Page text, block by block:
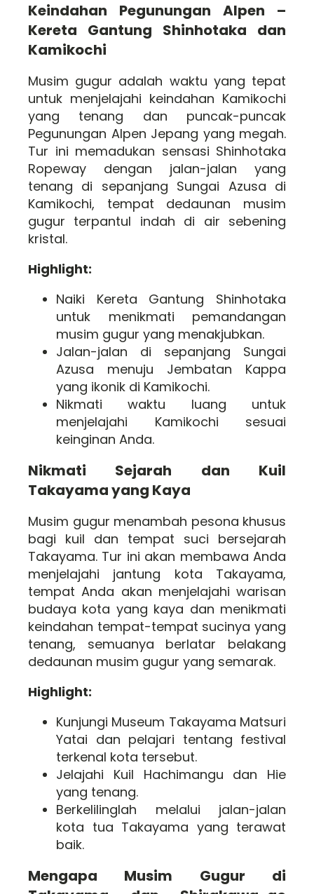
Keindahan Pegunungan Alpen –
Kereta Gantung Shinhotaka dan
Kamikochi
Musim gugur adalah waktu yang tepat
untuk menjelajahi keindahan Kamikochi
yang tenang dan puncak-puncak
Pegunungan Alpen Jepang yang megah.
Tur ini memadukan sensasi Shinhotaka
Ropeway dengan jalan-jalan yang
tenang di sepanjang Sungai Azusa di
Kamikochi, tempat dedaunan musim
gugur terpantul indah di air sebening
kristal.
Highlight:
Naiki Kereta Gantung Shinhotaka
untuk menikmati pemandangan
musim gugur yang menakjubkan.
Jalan-jalan di sepanjang Sungai
Azusa menuju Jembatan Kappa
yang ikonik di Kamikochi.
Nikmati waktu luang untuk
menjelajahi Kamikochi sesuai
keinginan Anda.
Nikmati Sejarah dan Kuil
Takayama yang Kaya
Musim gugur menambah pesona khusus
bagi kuil dan tempat suci bersejarah
Takayama. Tur ini akan membawa Anda
menjelajahi jantung kota Takayama,
tempat Anda akan menjelajahi warisan
budaya kota yang kaya dan menikmati
keindahan tempat-tempat sucinya yang
tenang, semuanya berlatar belakang
dedaunan musim gugur yang semarak.
Highlight:
Kunjungi Museum Takayama Matsuri
Yatai dan pelajari tentang festival
terkenal kota tersebut.
Jelajahi Kuil Hachimangu dan Hie
yang tenang.
Berkelilinglah melalui jalan-jalan
kota tua Takayama yang terawat
baik.
Mengapa Musim Gugur di